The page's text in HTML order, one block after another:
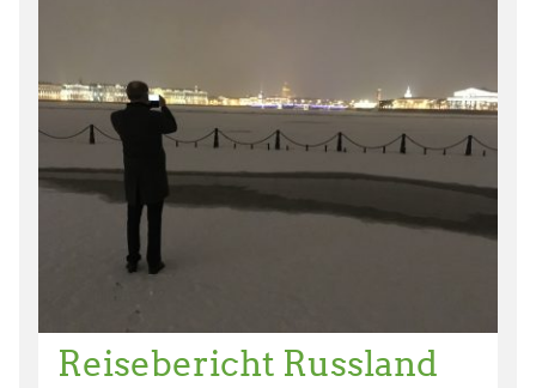
Reisebericht Russland